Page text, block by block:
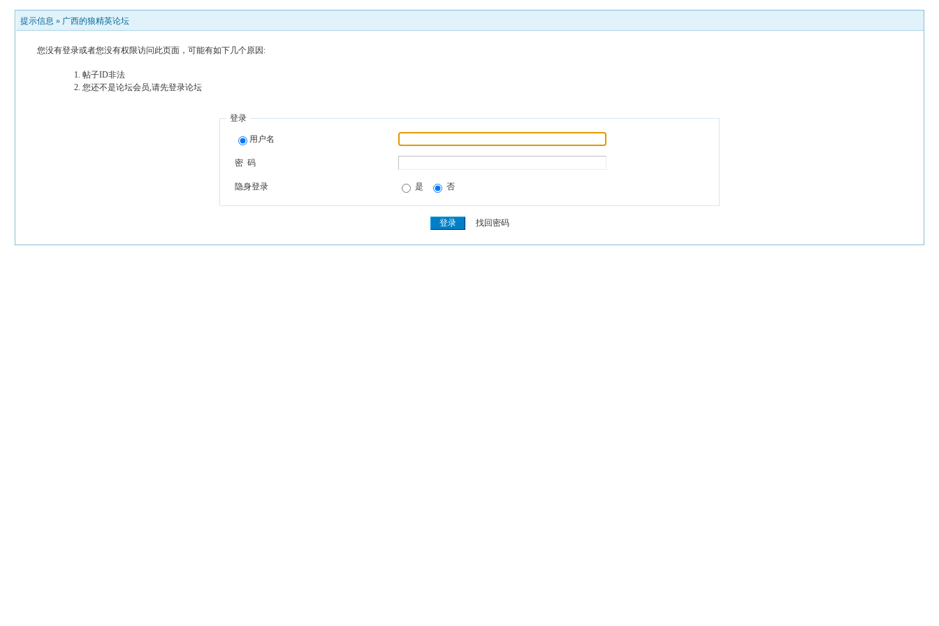
提示信息 » 广西的狼精英论坛
您没有登录或者您没有权限访问此页面，可能有如下几个原因:
帖子ID非法
您还不是论坛会员,请先登录论坛
登录
用户名
密 码
隐身登录 是 否
找回密码